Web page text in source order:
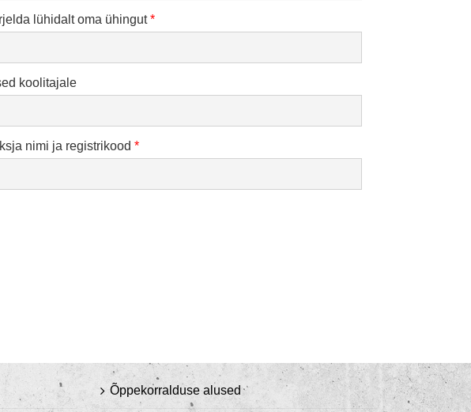
lühidalt oma ühingut*
koolitajale
nimi ja registrikood *
Õppekorralduse alused